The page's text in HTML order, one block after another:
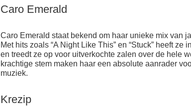
Caro Emerald
Caro Emerald staat bekend om haar unieke mix van
Met hits zoals “A Night Like This” en “Stuck” heeft
en treedt ze op voor uitverkochte zalen over de hele
krachtige stem maken haar een absolute aanrader
muziek.
Krezip